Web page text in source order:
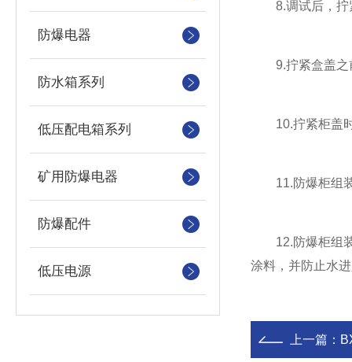
防爆电器
防水箱系列
低压配电箱系列
矿用防爆电器
防爆配件
低压电源
8.调试后，拧紧
9.拧紧盒盖之前
10.拧紧柜盖时
11.防爆柜组装
12.防爆柜组装
涂料，并防止水
上一篇：